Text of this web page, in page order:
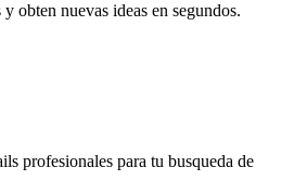
obten nuevas ideas en segundos.
profesionales para tu busqueda de